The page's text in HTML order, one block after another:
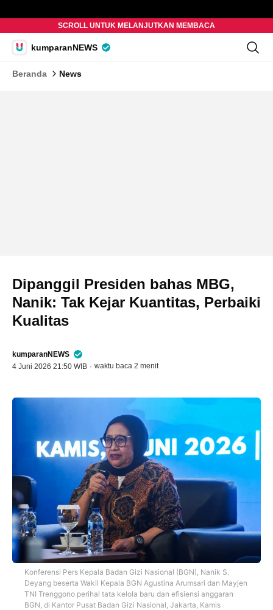
SCROLL UNTUK MELANJUTKAN MEMBACA
kumparanNEWS
Beranda News
Dipanggil Presiden bahas MBG,
Nanik: Tak Kejar Kuantitas, Perbaiki
Kualitas
kumparanNEWS
4 Juni 2026 21:50 WIB · waktu baca 2 menit
Konferensi Pers Kepala Badan Gizi Nasional (BGN), Nanik S.
Deyang beserta Wakil Kepala BGN Agustina Arumsari dan Mayjen
TNI Trenggono perihal tata kelola baru dan efisiensi anggaran
BGN, di Kantor Pusat Badan Gizi Nasional, Jakarta, Kamis